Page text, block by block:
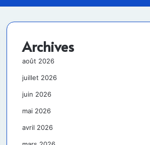
Archives
août 2026
juillet 2026
juin 2026
mai 2026
avril 2026